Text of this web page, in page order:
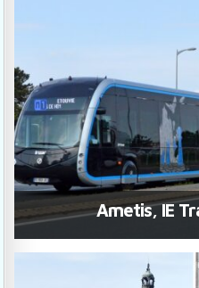
Ametis, IE